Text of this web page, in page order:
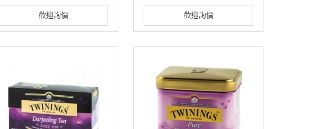
歡迎詢價 歡迎詢價